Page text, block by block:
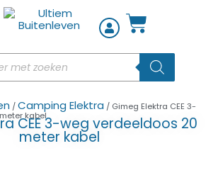
/Camping Elektra / Gimeg Elektra CEE 3-
kabel
CEE 3-weg verdeeldoos 20
meter kabel